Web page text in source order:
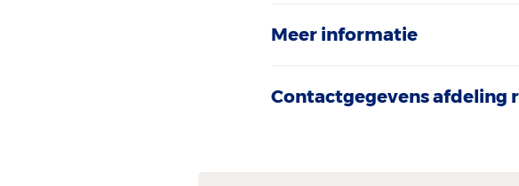
Meer informatie
Contactgegevens afdeling